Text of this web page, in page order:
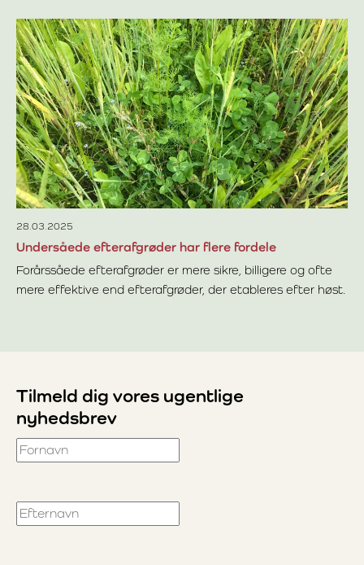
28.03.2025
Undersåede efterafgrøder har flere fordele
Forårssåede efterafgrøder er mere sikre, billigere og ofte
mere effektive end efterafgrøder, der etableres efter høst.
Tilmeld dig vores ugentlige
nyhedsbrev
Fornavn
Efternavn